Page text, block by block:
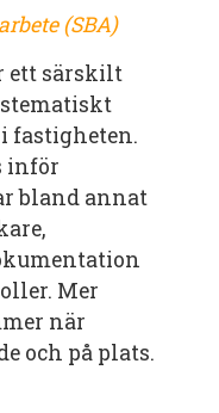
(SBA)
ett särskilt
fastigheten.
inför
bland annat
Mer
när
och på plats.